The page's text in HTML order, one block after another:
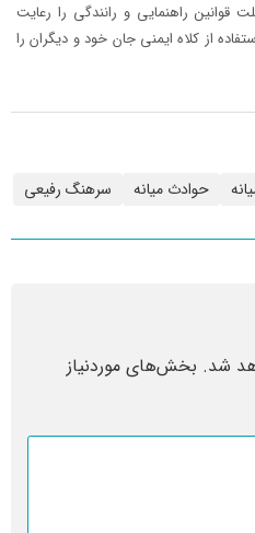
قوانین راهنمایی و رانندگی را رعایت
از کلاه ایمنی جان خود و دیگران را
حوادث میانه سرهنگ رفیعی
شد. بخش‌های موردنیاز